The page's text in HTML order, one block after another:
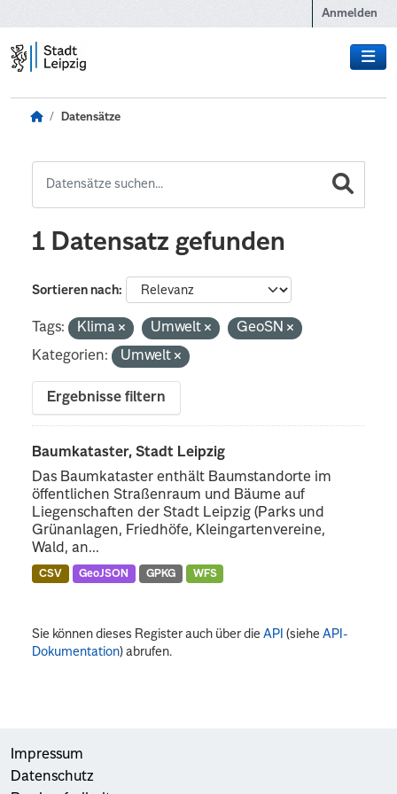
Anmelden
Datensätze
1 Datensatz gefunden
Sortieren nach
Tags: Klima Umwelt
GeoSN
Kategorien:
Umwelt
Ergebnisse filtern
Baumkataster, Stadt Leipzig
Das Baumkataster enthält Baumstandorte im
öffentlichen Straßenraum und Bäume auf
Liegenschaften der Stadt Leipzig (Parks und
Grünanlagen, Friedhöfe, Kleingartenvereine,
Wald, an...
CSV GeoJSON GPKG WFS
Sie können dieses Register auch über dieAPI (sieheAPI-
Dokumentation) abrufen.
Impressum
Datenschutz